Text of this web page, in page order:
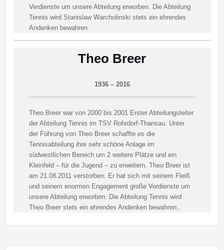
Verdienste um unsere Abteilung erworben. Die Abteilung
Tennis wird Stanislaw Warcholinski stets ein ehrendes
Andenken bewahren.
Theo Breer
1936 – 2016
Theo Breer war von 2000 bis 2001 Erster Abteilungsleiter
der Abteilung Tennis im TSV Rohrdorf-Thansau. Unter
der Führung von Theo Breer schaffte es die
Tennisabteilung ihre sehr schöne Anlage im
südwestlichen Bereich um 2 weitere Plätze und ein
Kleinfeld – für die Jugend – zu erweitern. Theo Breer ist
am 21.08.2011 verstorben. Er hat sich mit seinem Fleiß
und seinem enormen Engagement große Verdienste um
unsere Abteilung erworben. Die Abteilung Tennis wird
Theo Breer stets ein ehrendes Andenken bewahren..